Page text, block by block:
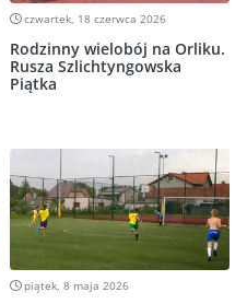
czwartek, 18 czerwca 2026
Rodzinny wielobój na Orliku.
Rusza Szlichtyngowska
Piątka
piątek, 8 maja 2026